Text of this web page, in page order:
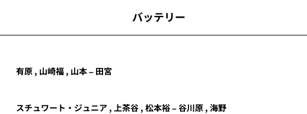
バッテリー
有原 , 山崎福 , 山本– 田宮
スチュワート・ジュニア , 上茶谷 , 松本裕–谷川原 , 海野